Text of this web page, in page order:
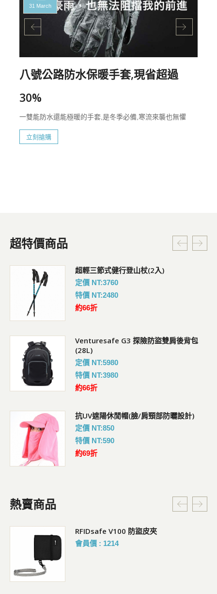
31 March
八號公路防水保暖手套,現省超過
30%
一雙能防水還能極暖的手套,是冬季必備,寒流來襲也無懼
立刻搶購
超特價商品
超輕三節式健行登山杖(2入)
定價 NT:3760
特價 NT:2480
約66折
Venturesafe G3 探險防盜雙肩後背包
(28L)
定價 NT:5980
特價 NT:3980
約66折
抗UV遮陽休閒帽(臉/肩頸部防曬設計)
定價 NT:850
特價 NT:590
約69折
熱賣商品
RFIDsafe V100 防盜皮夾
會員價 : 1214